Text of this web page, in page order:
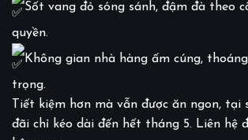
Sốt vang đỏ sóng sánh, đậm đà theo
quyền.
Không gian nhà hàng ấm cúng,
trọng.
Tiết kiệm hơn mà vẫn được ăn ngon, tại
đãi chỉ kéo dài đến hết tháng 5. Liên hệ